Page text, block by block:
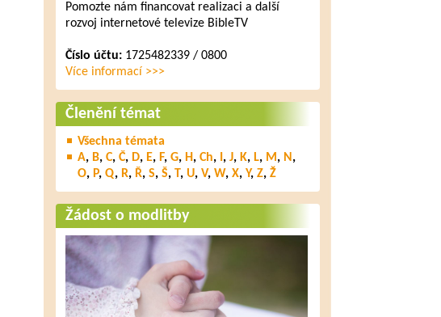
Pomozte nám financovat realizaci a další
rozvoj internetové televize BibleTV
Číslo účtu:1725482339 / 0800
Více informací >>>
Členění témat
Všechna témata
A, B, C, Č, D, E, F, G, H, Ch, , J, K, L, M, N ,
O, P, Q, R, Ř, S, Š, T, U, V, W, X, Y, Z, Ž
Žádost o modlitby